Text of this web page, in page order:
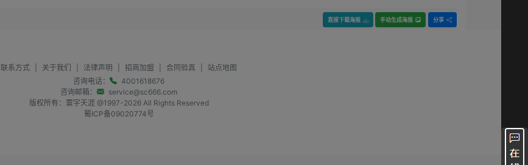
直接下载海报 手动生成海报 分享
联系方式 关于我们 法律声明 招商加盟 合同验真
站点地图
咨询电话：
4001618676
咨询邮箱：
service@sc666.com
版权所有：寰宇天涯 @1997-2026All Rights Reserved
蜀ICP备09020774号